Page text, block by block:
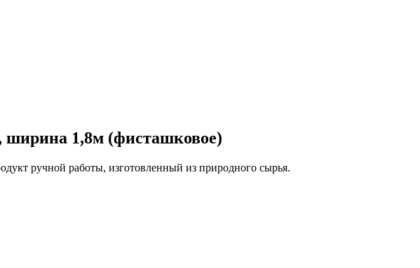
ширина 1,8м (фисташковое)
ручной работы, изготовленный из природного сырья.